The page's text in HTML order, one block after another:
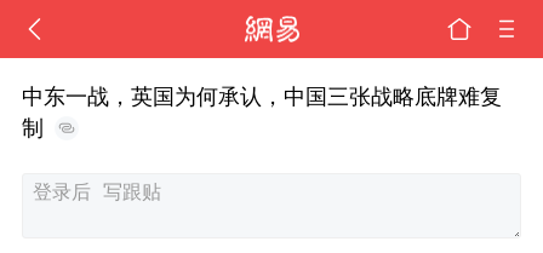
中东一战，英国为何承认，中国三张战略底牌难复
制